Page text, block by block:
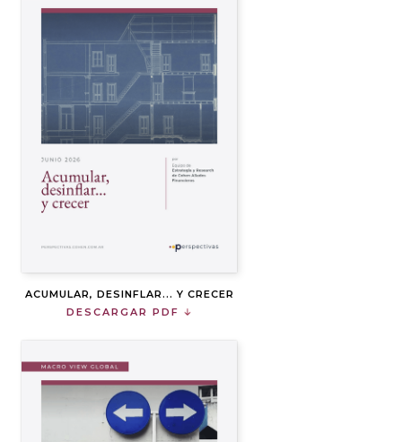
ACUMULAR, DESINFLAR... Y CRECER
DESCARGAR PDF